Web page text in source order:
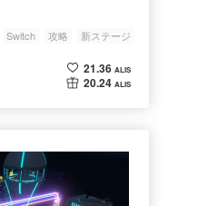
Switch 攻略
新ステージ
21.36 ALIS
20.24 ALIS